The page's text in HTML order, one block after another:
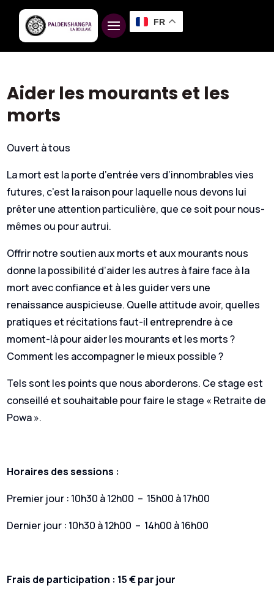
Aider les mourants et les
morts
Ouvert à tous
La mort est la porte d’entrée vers d’innombrables vies
futures, c’est la raison pour laquelle nous devons lui
prêter une attention particulière, que ce soit pour nous-
mêmes ou pour autrui.
Offrir notre soutien aux morts et aux mourants nous
donne la possibilité d’aider les autres à faire face à la
mort avec confiance et à les guider vers une
renaissance auspicieuse. Quelle attitude avoir, quelles
pratiques et récitations faut-il entreprendre à ce
moment-là pour aider les mourants et les morts ?
Comment les accompagner le mieux possible ?
Tels sont les points que nous aborderons. Ce stage est
conseillé et souhaitable pour faire le stage « Retraite de
Powa ».
Horaires des sessions :
Premier jour : 10h30 à 12h00 – 15h00 à 17h00
Dernier jour : 10h30 à 12h00 – 14h00 à 16h00
Frais de participation : 15 € par jour
FR